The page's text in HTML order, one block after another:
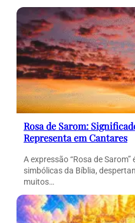
Rosa de Sarom:
Representa em Cantares
A expressão “Rosa de
simbólicas da Bíblia,
muitos…